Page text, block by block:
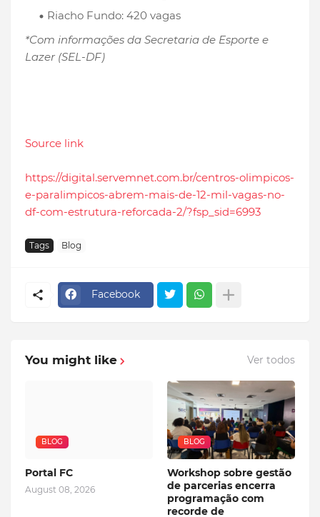
Riacho Fundo: 420 vagas
*Com informações da Secretaria de Esporte e
Lazer (SEL-DF)
Source link
https://digital.servemnet.com.br/centros-olimpicos-
e-paralimpicos-abrem-mais-de-12-mil-vagas-no-
df-com-estrutura-reforcada-2/?fsp_sid=6993
Tags Blog
Facebook
You might like Ver todos
BLOG
Portal FC
August 08, 2026
BLOG
Workshop sobre gestão
de parcerias encerra
programação com
recorde de